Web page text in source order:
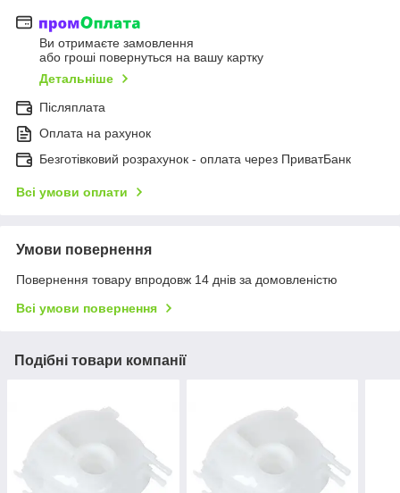
Ви отримаєте замовлення
або гроші повернуться на вашу картку
Детальніше
Післяплата
Оплата на рахунок
Безготівковий розрахунок - оплата через ПриватБанк
Всі умови оплати
Умови повернення
Повернення товару впродовж 14 днів за домовленістю
Всі умови повернення
Подібні товари компанії